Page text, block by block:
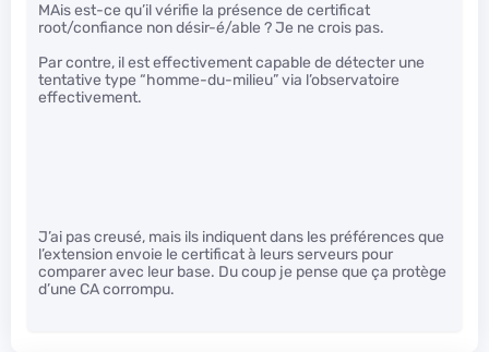
MAis est-ce qu’il vérifie la présence de certificat
root/confiance non désir-é/able ? Je ne crois pas.
Par contre, il est effectivement capable de détecter une
tentative type “homme-du-milieu” via l’observatoire
effectivement.
J’ai pas creusé, mais ils indiquent dans les préférences que
l’extension envoie le certificat à leurs serveurs pour
comparer avec leur base. Du coup je pense que ça protège
d’une CA corrompu.